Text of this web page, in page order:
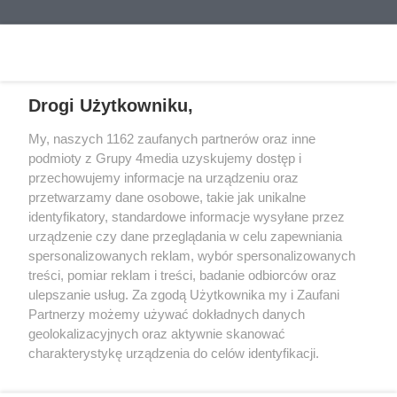
grawerem. Dla rodziny
przedmioty te nie miały dużej
wartości materialnej, ale niosły ze
sobą szczególne znaczenie i
wspomnienia.
REKLAMA
REKLAMA
Reklama Kontakt
Informacja o Nadawcy
Drogi Użytkowniku,
My, naszych 1162 zaufanych partnerów oraz inne
podmioty z Grupy 4media uzyskujemy dostęp i
przechowujemy informacje na urządzeniu oraz
przetwarzamy dane osobowe, takie jak unikalne
identyfikatory, standardowe informacje wysyłane przez
urządzenie czy dane przeglądania w celu zapewniania
spersonalizowanych reklam, wybór spersonalizowanych
treści, pomiar reklam i treści, badanie odbiorców oraz
ulepszanie usług. Za zgodą Użytkownika my i Zaufani
Partnerzy możemy używać dokładnych danych
geolokalizacyjnych oraz aktywnie skanować
charakterystykę urządzenia do celów identyfikacji.